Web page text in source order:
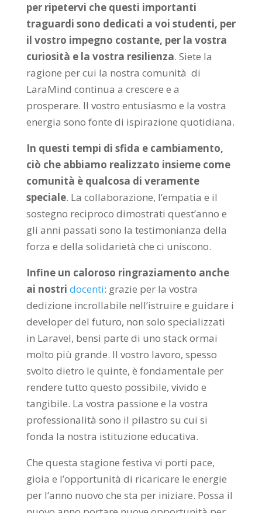
per ripetervi che questi importanti
traguardi sono dedicati a voi studenti, per
il vostro impegno costante, per la vostra
curiosità e la vostra resilienza. Siete la
ragione per cui la nostra comunità di
LaraMind continua a crescere e a
prosperare. Il vostro entusiasmo e la vostra
energia sono fonte di ispirazione quotidiana.
In questi tempi di sfida e cambiamento,
ciò che abbiamo realizzato insieme come
comunità è qualcosa di veramente
speciale. La collaborazione, l’empatia e il
sostegno reciproco dimostrati quest’anno e
gli anni passati sono la testimonianza della
forza e della solidarietà che ci uniscono.
Infine un caloroso ringraziamento anche
ai nostri docenti: grazie per la vostra
dedizione incrollabile nell’istruire e guidare i
developer del futuro, non solo specializzati
in Laravel, bensì parte di uno stack ormai
molto più grande. Il vostro lavoro, spesso
svolto dietro le quinte, è fondamentale per
rendere tutto questo possibile, vivido e
tangibile. La vostra passione e la vostra
professionalità sono il pilastro su cui si
fonda la nostra istituzione educativa.
Che questa stagione festiva vi porti pace,
gioia e l’opportunità di ricaricare le energie
per l’anno nuovo che sta per iniziare. Possa il